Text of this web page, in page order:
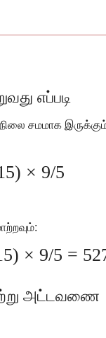
எப்படி
சமமாக
× 9/5
× 9/5 =
அட்டவணை